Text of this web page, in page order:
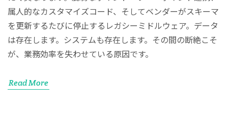
属人的なカスタマイズコード、そしてベンダーがスキーマ
を更新するたびに停止するレガシーミドルウェア。データ
は存在します。システムも存在します。その間の断絶こそ
が、業務効率を失わせている原因です。
Read More